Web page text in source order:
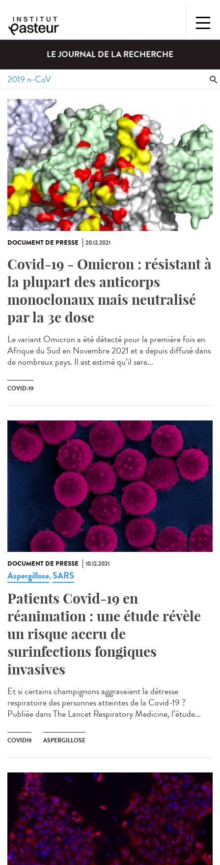
LE JOURNAL DE LA RECHERCHE
DOCUMENT DE PRESSE 20.12.2021
Covid-19 - Omicron : résistant à
la plupart des anticorps
monoclonaux mais neutralisé
par la 3e dose
Le variant Omicron a été détecté pour la première fois en
Afrique du Sud en Novembre 2021 et a depuis diffusé dans
de nombreux pays. Il est estimé qu’il sera...
COVID-19
DOCUMENT DE PRESSE 10.12.2021
Aspergillose,SARS
Patients Covid-19 en
réanimation : une étude révèle
un risque accru de
surinfections fongiques
invasives
Et si certains champignons aggravaient la détresse
respiratoire des personnes atteintes de la Covid-19 ?
Publiée dans The Lancet Respiratory Medicine, l’étude...
COVID19 ASPERGILLOSE